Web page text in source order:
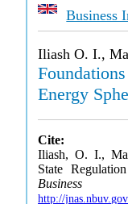
Business
Iliash O. I.,
Energy
Cite:
Iliash, O. I.,
State
Business
http://